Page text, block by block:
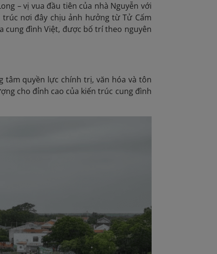
– vị vua đầu tiên của nhà Nguyễn với
nơi đây chịu ảnh hưởng từ Tử Cấm
cung đình Việt, được bố trí theo nguyên
tâm quyền lực chính trị, văn hóa và tôn
cho đỉnh cao của kiến trúc cung đình